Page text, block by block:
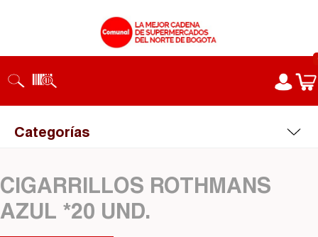
Categorías
CIGARRILLOS ROTHMANS
AZUL *20 UND.